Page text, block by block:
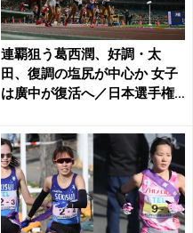
連覇狙う葛西潤、好調・太
田、復調の塩尻が中心か 女子
は廣中が復活へ／日本選手権